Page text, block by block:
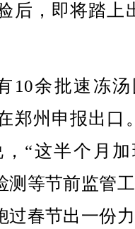
后，即将踏上
余批速冻汤
郑州申报出口
“这半个月
测等节前监管
过春节出一份